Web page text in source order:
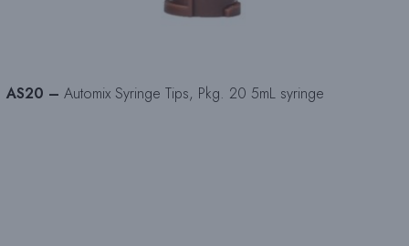
AS20 – Automix Syringe Tips, Pkg. 20 5mL syringe